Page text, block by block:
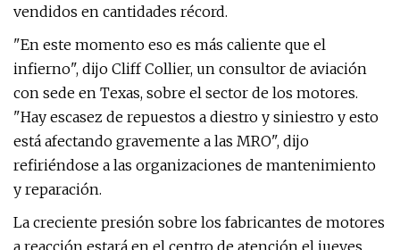
vendidos en cantidades récord.
"En este momento eso es más caliente que el
infierno", dijo Cliff Collier, un consultor de aviación
con sede en Texas, sobre el sector de los motores.
"Hay escasez de repuestos a diestro y siniestro y esto
está afectando gravemente a las MRO", dijo
refiriéndose a las organizaciones de mantenimiento
y reparación.
La creciente presión sobre los fabricantes de motores
a reacción estará en el centro de atención el jueves